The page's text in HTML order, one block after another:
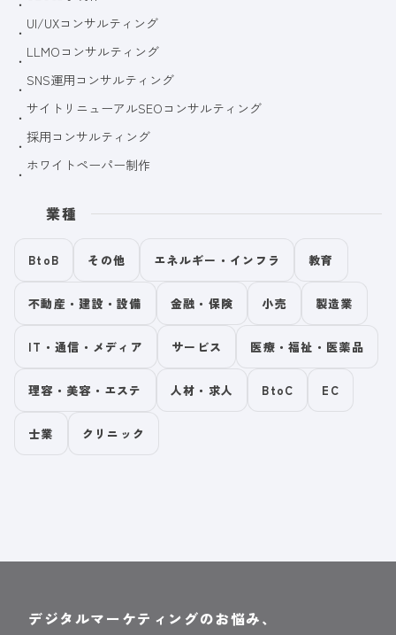
UI/UXコンサルティング
LLMOコンサルティング
SNS運用コンサルティング
サイトリニューアルSEOコンサルティング
採用コンサルティング
ホワイトペーパー制作
業種
BtoB その他 エネルギー・インフラ 教育
不動産・建設・設備 金融・保険 小売 製造業
IT・通信・メディア サービス 医療・福祉・医薬品
理容・美容・エステ 人材・求人 BtoC EC
士業 クリニック
デジタルマーケティングのお悩み、